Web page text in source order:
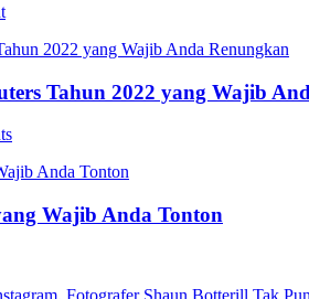
Tahun 2022 yang Wajib
Wajib Anda Tonton